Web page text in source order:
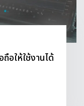
อให้ใช้งานได้